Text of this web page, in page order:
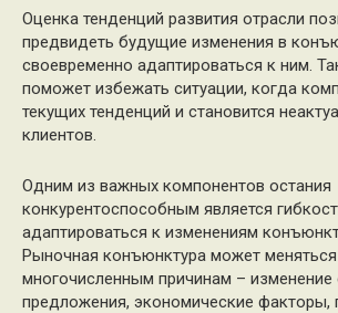
Оценка тенденций развития отрасли
предвидеть будущие изменения в
своевременно адаптироваться к ним.
поможет избежать ситуации, когда
текущих тенденций и становится
клиентов.
Одним из важных компонентов остания
конкурентоспособным является
адаптироваться к изменениям
Рыночная конъюнктура может
многочисленным причинам – изменение
предложения, экономические факторы,